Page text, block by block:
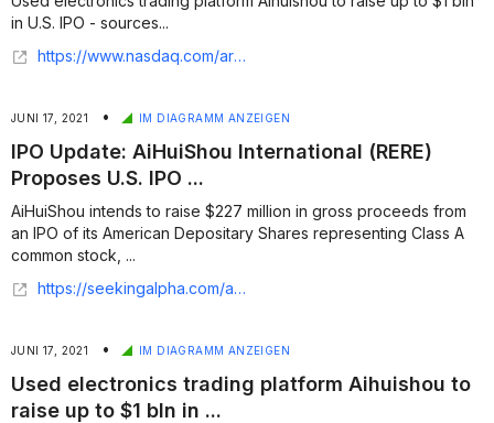
in U.S. IPO - sources...
https://www.nasdaq.com/articles/used-electronics-trading-platform-aihuishou-to-raise-up-to-%241-bln-in-u.s.-ipo-sources-2021
JUNI 17, 2021 • IM DIAGRAMM ANZEIGEN
IPO Update: AiHuiShou International (RERE)
Proposes U.S. IPO ...
AiHuiShou intends to raise $227 million in gross proceeds from
an IPO of its American Depositary Shares representing Class A
common stock, ...
https://seekingalpha.com/article/4434753-aihuishou-international-proposes-us-ipo-terms
JUNI 17, 2021 • IM DIAGRAMM ANZEIGEN
Used electronics trading platform Aihuishou to
raise up to $1 bln in ...